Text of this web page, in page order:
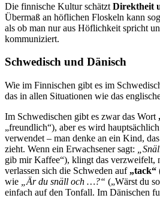
Die finnische Kultur schätzt Direktheit
Übermaß an höflichen Floskeln kann
als ob man nur aus Höflichkeit spricht
kommuniziert.
Schwedisch und Dänisch
Wie im Finnischen gibt es im
das in allen Situationen wie das
Im Schwedischen gibt es zwar das Wort
„freundlich“), aber es wird
verwendet – man denke an ein Kind,
zieht. Wenn ein Erwachsener sagt:
gib mir Kaffee“), klingt das verzweifelt,
verlassen sich die Schweden auf „tack“
wie
„Är du snäll och …?“ („Wärst du
einfach auf den Tonfall. Im Dänischen